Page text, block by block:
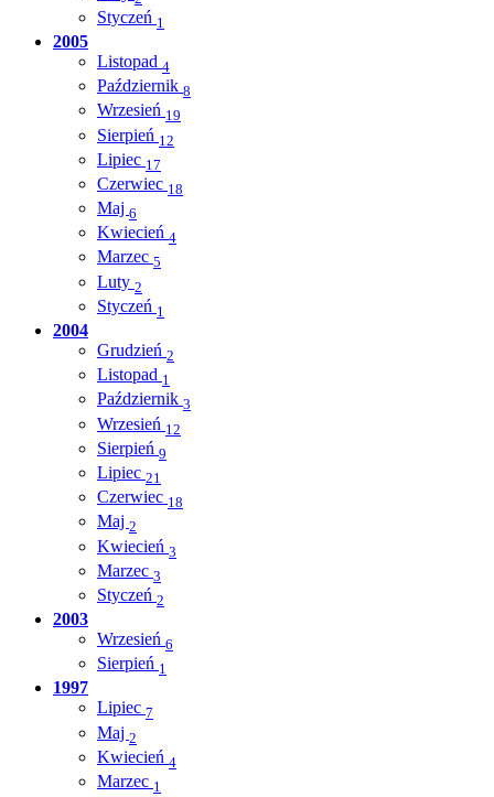
Styczeń 1
2005
Listopad 4
Październik 8
Wrzesień 19
Sierpień 12
Lipiec 17
Czerwiec 18
Maj 6
Kwiecień 4
Marzec 5
Luty 2
Styczeń 1
2004
Grudzień 2
Listopad 1
Październik 3
Wrzesień 12
Sierpień 9
Lipiec 21
Czerwiec 18
Maj 2
Kwiecień 3
Marzec 3
Styczeń 2
2003
Wrzesień 6
Sierpień 1
1997
Lipiec 7
Maj 2
Kwiecień 4
Marzec 1